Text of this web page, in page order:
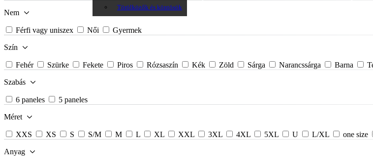
Törölközők és köntösök
Nem
Férfi vagy uniszex Női Gyermek
Szín
Fehér Szürke Fekete Piros Rózsaszín Kék Zöld Sárga Narancssárga Barna
Szabás
6 paneles 5 paneles
Méret
XXS XS S S/M M L XL XXL 3XL 4XL 5XL U L/XL one size
Anyag